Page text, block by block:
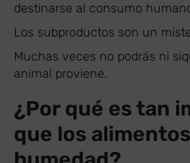
destinarse al consumo
Los subproductos son un
Muchas veces no podrás ni
animal proviene.
¿Por qué es tan
que los